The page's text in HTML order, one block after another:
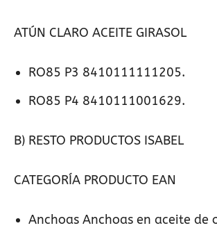
ATÚN CLARO ACEITE GIRASOL
RO85 P3 8410111111205.
RO85 P4 8410111001629.
B) RESTO PRODUCTOS ISABEL
CATEGORÍA PRODUCTO EAN
Anchoas Anchoas en aceite de